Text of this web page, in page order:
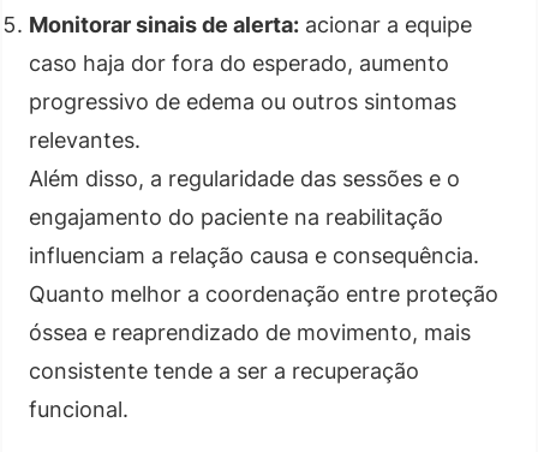
Monitorar sinais de alerta: acionar a equipe
caso haja dor fora do esperado, aumento
progressivo de edema ou outros sintomas
relevantes.
Além disso, a regularidade das sessões e o
engajamento do paciente na reabilitação
influenciam a relação causa e consequência.
Quanto melhor a coordenação entre proteção
óssea e reaprendizado de movimento, mais
consistente tende a ser a recuperação
funcional.